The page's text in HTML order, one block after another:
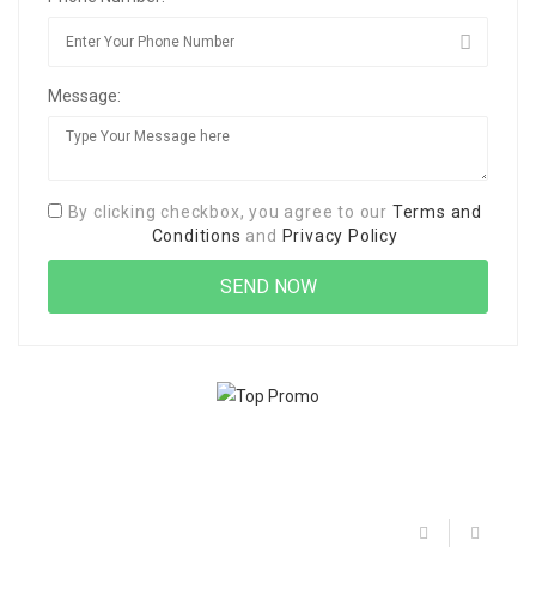
Message:
By clicking checkbox, you agree to our Terms and
Conditions and Privacy Policy